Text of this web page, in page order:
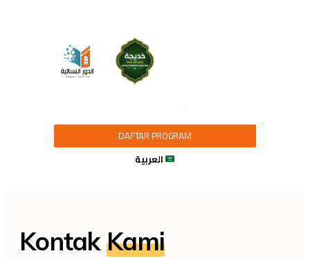
DAFTAR PROGRAM
KontakKami